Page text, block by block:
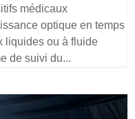
médicaux
optique en temps
liquides ou à fluide
de suivi du...